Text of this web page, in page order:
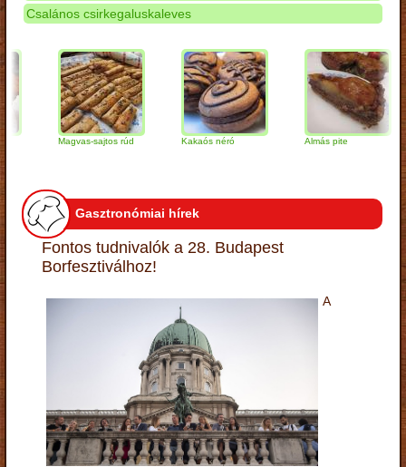
Csalános csirkegaluskaleves
Magvas-sajtos rúd Kakaós néró Almás pite
Gasztronómiai hírek
Fontos tudnivalók a 28. Budapest
Borfesztiválhoz!
A